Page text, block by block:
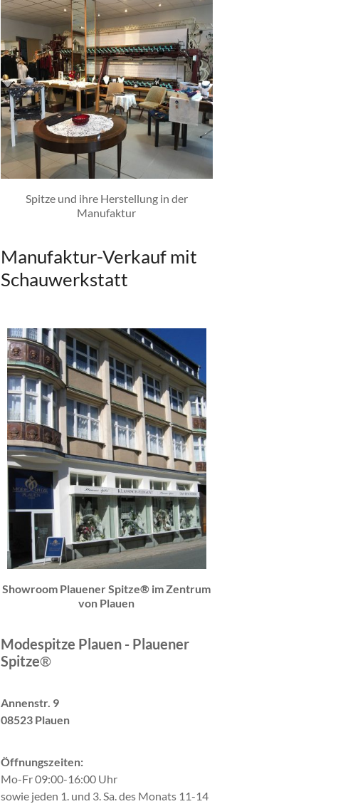
Spitze und ihre Herstellung in der
Manufaktur
Manufaktur-Verkauf mit
Schauwerkstatt
Showroom Plauener Spitze® im Zentrum
von Plauen
Modespitze Plauen - Plauener
Spitze®
Annenstr. 9
08523 Plauen
Öffnungszeiten:
Mo-Fr 09:00-16:00 Uhr
sowie jeden 1. und 3. Sa. des Monats 11-14